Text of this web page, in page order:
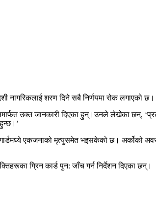
नागरिकलाई शरण दिने सबै निर्णयमा रोक लगाएको छ।
उक्त जानकारी दिएका हुन्।उनले लेखेका छन्,
एकजनाको मृत्युसमेत भइसकेको छ। अर्कोको
ग्रिन कार्ड पुन: जाँच गर्न निर्देशन दिएका छन्।